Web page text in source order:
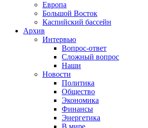
Европа
Большой Восток
Каспийский бассейн
Архив
Интервью
Вопрос-ответ
Сложный вопрос
Наши
Новости
Политика
Общество
Экономика
Финансы
Энергетика
В мире